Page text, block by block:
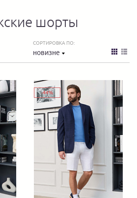
шорты
СОРТИРОВКА ПО:
новизне
-44%